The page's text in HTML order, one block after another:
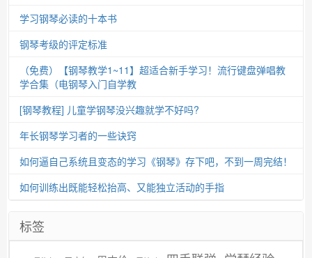
学习钢琴必读的十本书
钢琴考级的评定标准
（免费）【钢琴教学1~11】超适合新手学习！流行键盘弹唱教
学合集（电钢琴入门自学教
[钢琴教程] 儿童学钢琴没兴趣就学不好吗?
年长钢琴学习者的一些诀窍
如何逼自己系统且变态的学习《钢琴》存下吧，不到一周完结！
如何训练出既能轻松抬高、又能独立活动的手指
标签